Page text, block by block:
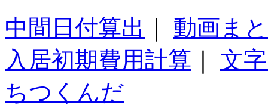
中間日付算出
動画ま
入居初期費用計算
文
ちつくんだ